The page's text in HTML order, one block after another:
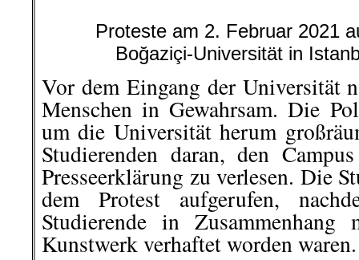
Proteste am 2. Februar 2021
Boğaziçi-Universität in
Vor dem Eingang der Universität
Menschen in Gewahrsam. Die
um die Universität herum
Studierenden daran, den
Presseerklärung zu verlesen. Die
dem Protest aufgerufen,
Studierende in
Kunstwerk verhaftet worden waren.